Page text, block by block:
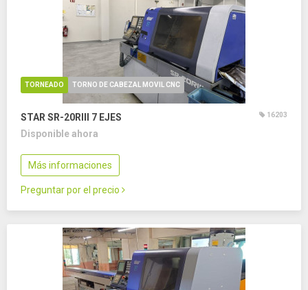
TORNEADO TORNO DE CABEZAL MOVIL CNC
STAR SR-20RIII 7 EJES 16203
Disponible ahora
Más informaciones
Preguntar por el precio